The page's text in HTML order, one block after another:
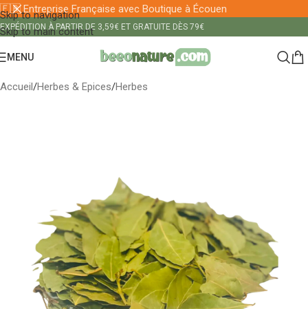
Skip to navigation
Skip to main content
🇫🇷 Entreprise Française avec Boutique à Écouen
EXPÉDITION À PARTIR DE 3,59€ ET GRATUITE DÈS 79€
MENU
Accueil/Herbes & Epices/Herbes